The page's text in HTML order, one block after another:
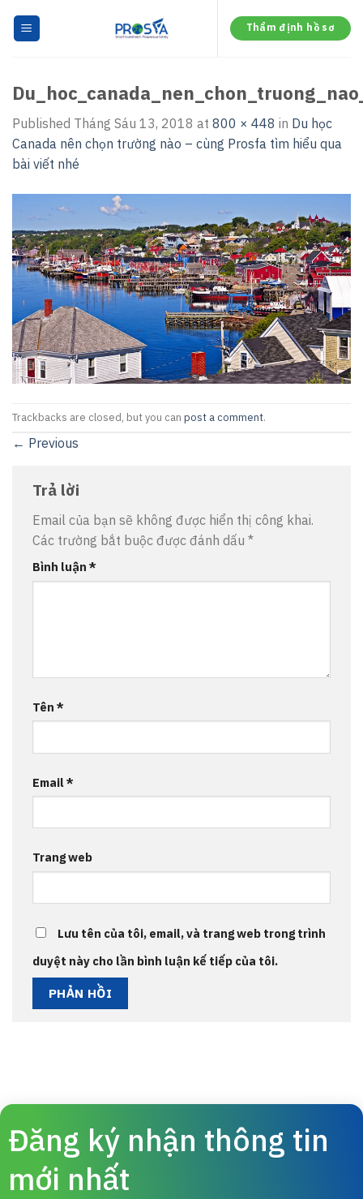
Thẩm định hồ sơ
Published Tháng Sáu 13, 2018 at 800 × 448 in Du học
Canada nên chọn trường nào – cùng Prosfa tìm hiểu qua
bài viết nhé
Trackbacks are closed, but you can post a comment.
← Previous
Trả lời
Email của bạn sẽ không được hiển thị công khai.
Các trường bắt buộc được đánh dấu *
Bình luận *
Tên *
Email*
Trang web
Lưu tên của tôi, email, và trang web trong trình
duyệt này cho lần bình luận kế tiếp của tôi.
Đăng ký nhận thông tin
mới nhất